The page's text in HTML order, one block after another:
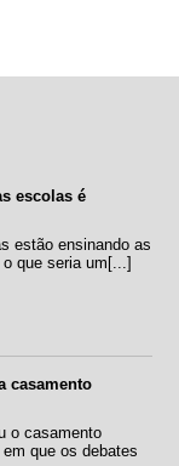
escolas é
estão ensinando as
que seria um[...]
casamento
o casamento
que os debates